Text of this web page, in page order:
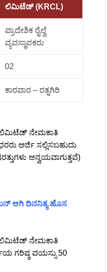
ಲಿಮಿಟೆಡ್ (KRCL)
ಪ್ರಾದೇಶಿಕ ರೈಲ್ವೆ
ವ್ಯವಸ್ಥಾಪಕರು
02
ಕಾರವಾರ – ರತ್ನಗಿರಿ
ಲಿಮಿಟೆಡ್ ನೇಮಕಾತಿ
ಅರ್ಜಿ ಸಲ್ಲಿಸಬಹುದು
ಅನ್ವಯವಾಗುತ್ತವೆ)
ಆಗಿ ದಿನನಿತ್ಯ ಹೊಸ
ಲಿಮಿಟೆಡ್ ನೇಮಕಾತಿ
ಗರಿಷ್ಠ ವಯಸ್ಸು 50